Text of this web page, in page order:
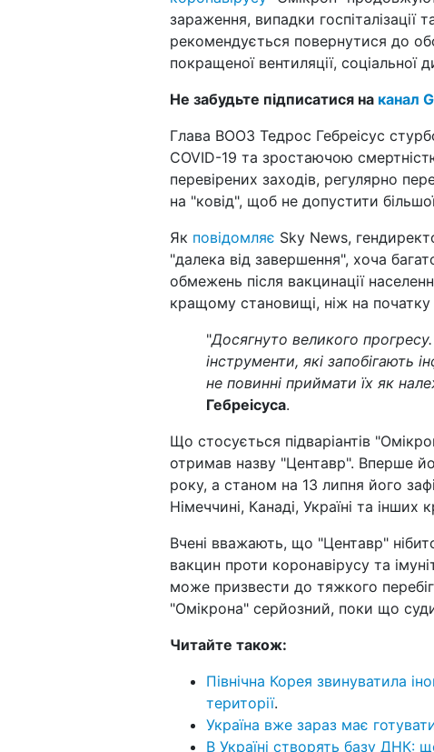
зараження, випадки госпіталізації
рекомендується повернутися до
покращеної вентиляції, соціальної
Не забудьте підписатися на канал
Глава ВООЗ Тедрос Гебреісус
COVID-19 та зростаючою
перевірених заходів, регулярно
на "ковід", щоб не допустити
Як повідомляє Sky News,
"далека від завершення", хоча
обмежень після вакцинації
кращому становищі, ніж на початку
"Досягнуто великого
інструменти, які запобігають
не повинні приймати їх як
Гебреісуса.
Що стосується підваріантів
отримав назву "Центавр". Вперше
року, а станом на 13 липня його
Німеччині, Канаді, Україні та інших
Вчені вважають, що "Центавр"
вакцин проти коронавірусу та
може призвести до тяжкого
"Омікрона" серйозний, поки що
Читайте також:
Північна Корея звинуватила
території.
Україна вже зараз має
В Україні створять базу ДНК: